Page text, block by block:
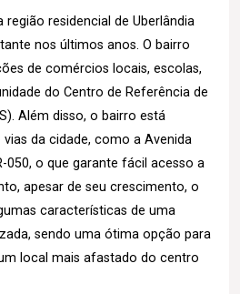
região residencial de Uberlândia
nos últimos anos. O bairro
de comércios locais, escolas,
do Centro de Referência de
Além disso, o bairro está
da cidade, como a Avenida
050, o que garante fácil acesso a
apesar de seu crescimento, o
características de uma
sendo uma ótima opção para
local mais afastado do centro